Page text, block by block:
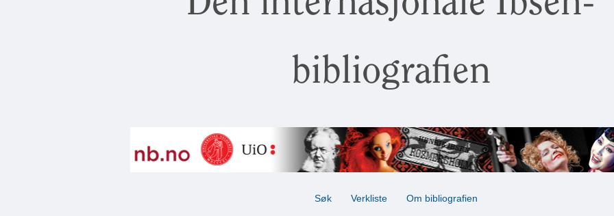
bibliografien
Søk Verkliste Om bibliografien